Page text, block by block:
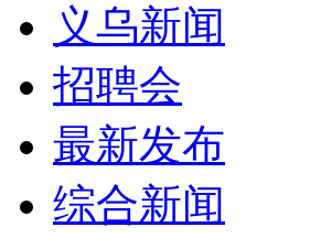
义乌新闻
招聘会
最新发布
综合新闻